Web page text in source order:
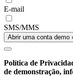
E-mail
SMS/MMS
Abrir uma conta demo
Política de
de demonstração,